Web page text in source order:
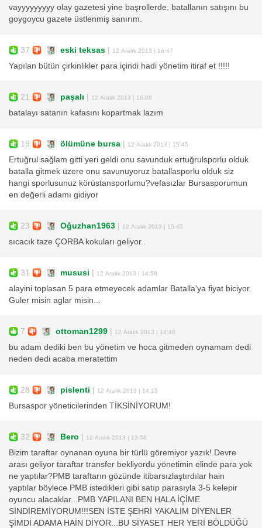
vayyyyyyyyy olay gazetesi yine başrollerde, batallanın satışını bu
goygoycu gazete üstlenmiş sanırım.
37 eski teksas | 12 Aralık 2013 | 16:47
Yapılan bütün çirkinlikler para içindi hadi yönetim itiraf et !!!!!
21 paşalı | 12 Aralık 2013 | 16:09
batalayı satanın kafasını kopartmak lazım
19 ölümüne bursa | 12 Aralık 2013 | 15:45
Ertuğrul sağlam gitti yeri geldi onu savunduk ertuğrulsporlu olduk
batalla gitmek üzere onu savunuyoruz batallasporlu olduk siz
hangi sporlusunuz körüstansporlumu?vefasızlar Bursasporumun
en değerli adamı gidiyor
23 Oğuzhan1963 | 12 Aralık 2013 | 15:45
sıcacık taze ÇORBA kokuları geliyor..
31 mususi | 12 Aralık 2013 | 14:58
alayini toplasan 5 para etmeyecek adamlar Batalla'ya fiyat biciyor.
Guler misin aglar misin...
7 ottoman1299 | 12 Aralık 2013 | 14:48
bu adam dediki ben bu yönetim ve hoca gitmeden oynamam dedi
neden dedi acaba meratettim
28 pislenti | 12 Aralık 2013 | 14:15
Bursaspor yöneticilerinden TİKSİNİYORUM!
32 Bero | 12 Aralık 2013 | 13:58
Bizim taraftar oynanan oyuna bir türlü göremiyor yazık!.Devre
arası geliyor taraftar transfer bekliyordu yönetimin elinde para yok
ne yaptılar?PMB taraftarın gözünde itibarsızlaştırdılar hain
yaptılar böylece PMB istedikleri gibi satıp parasıyla 3-5 kelepir
oyuncu alacaklar...PMB YAPILANI BEN HALA İÇİME
SİNDİREMİYORUM!!!SEN İSTE ŞEHRİ YAKALIM DİYENLER
ŞİMDİ ADAMA HAİN DİYOR...BU SİYASET HER YERİ BÖLDÜĞÜ